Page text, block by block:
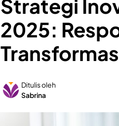
Strategi
2025:
Ditulis oleh
Sabrina